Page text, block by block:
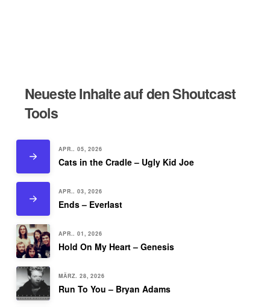
Neueste Inhalte auf den Shoutcast
Tools
APR.. 05, 2026
Cats in the Cradle – Ugly Kid Joe
APR.. 03, 2026
Ends – Everlast
APR.. 01, 2026
Hold On My Heart – Genesis
MÄRZ. 28, 2026
Run To You – Bryan Adams